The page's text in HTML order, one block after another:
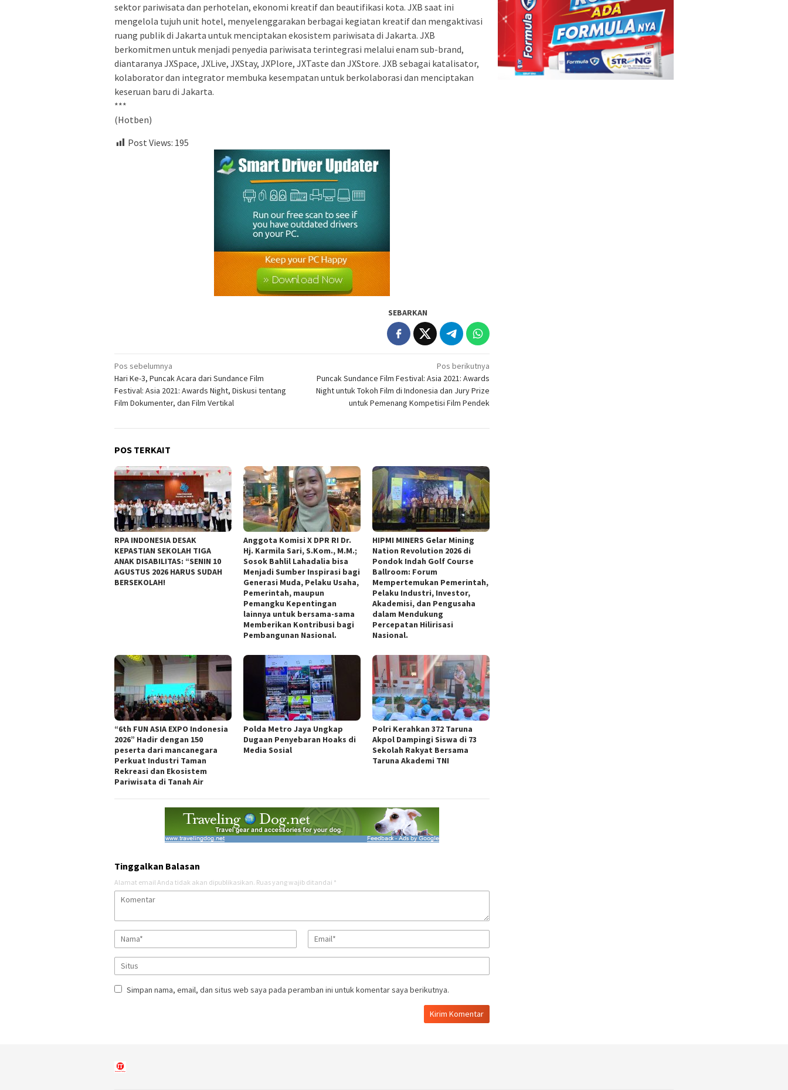
sektor pariwisata dan perhotelan, ekonomi kreatif dan beautifikasi kota. JXB saat ini
mengelola tujuh unit hotel, menyelenggarakan berbagai kegiatan kreatif dan mengaktivasi
ruang publik di Jakarta untuk menciptakan ekosistem pariwisata di Jakarta. JXB
berkomitmen untuk menjadi penyedia pariwisata terintegrasi melalui enam sub-brand,
diantaranya JXSpace, JXLive, JXStay, JXPlore, JXTaste dan JXStore. JXB sebagai katalisator,
kolaborator dan integrator membuka kesempatan untuk berkolaborasi dan menciptakan
keseruan baru di Jakarta.
***
(Hotben)
Post Views: 195
SEBARKAN
Navigasi
pos
Pos sebelumnya
Hari Ke-3, Puncak Acara dari Sundance Film
Festival: Asia 2021: Awards Night, Diskusi tentang
Film Dokumenter, dan Film Vertikal
Pos berikutnya
Puncak Sundance Film Festival: Asia 2021: Awards
Night untuk Tokoh Film di Indonesia dan Jury Prize
untuk Pemenang Kompetisi Film Pendek
POS TERKAIT
RPA INDONESIA DESAK
KEPASTIAN SEKOLAH TIGA
ANAK DISABILITAS: “SENIN 10
AGUSTUS 2026 HARUS SUDAH
BERSEKOLAH!
Anggota Komisi X DPR RI Dr.
Hj. Karmila Sari, S.Kom., M.M.;
Sosok Bahlil Lahadalia bisa
Menjadi Sumber Inspirasi bagi
Generasi Muda, Pelaku Usaha,
Pemerintah, maupun
Pemangku Kepentingan
lainnya untuk bersama-sama
Memberikan Kontribusi bagi
Pembangunan Nasional.
HIPMI MINERS Gelar Mining
Nation Revolution 2026 di
Pondok Indah Golf Course
Ballroom: Forum
Mempertemukan Pemerintah,
Pelaku Industri, Investor,
Akademisi, dan Pengusaha
dalam Mendukung
Percepatan Hilirisasi
Nasional.
“6th FUN ASIA EXPO Indonesia
2026” Hadir dengan 150
peserta dari mancanegara
Perkuat Industri Taman
Rekreasi dan Ekosistem
Pariwisata di Tanah Air
Polda Metro Jaya Ungkap
Dugaan Penyebaran Hoaks di
Media Sosial
Polri Kerahkan 372 Taruna
Akpol Dampingi Siswa di 73
Sekolah Rakyat Bersama
Taruna Akademi TNI
Tinggalkan Balasan
Alamat email Anda tidak akan dipublikasikan. Ruas yang wajib ditandai *
Simpan nama, email, dan situs web saya pada peramban ini untuk komentar saya berikutnya.